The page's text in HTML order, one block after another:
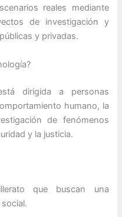
reales mediante
de investigación y
y privadas.
dirigida a personas
humano, la
de fenómenos
y la justicia.
que buscan una